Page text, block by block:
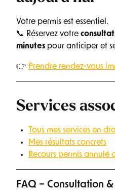
Votre permis est essentiel.
📞 Réservez votre
minutes pour anticiper et
👉 Prendre rendez-vous
Services
Tous mes services en
Mes résultats concrets
Recours permis annulé
FAQ – Consultation